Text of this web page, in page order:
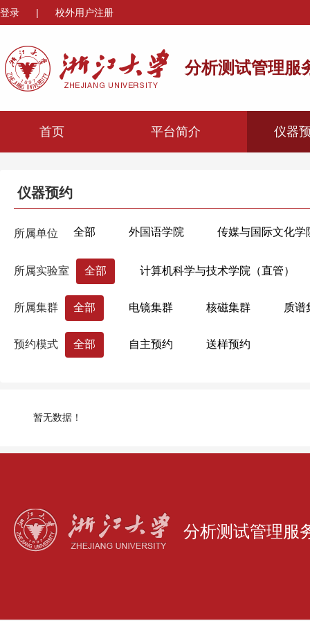
登录 | 校外用户注册
分析测试管理服
首页 平台简介 仪器
仪器预约
所属单位 全部 外国语学院 传媒与国际文化学
心理与行为科学系
海洋学院
生物医学工程与仪器科学学院 生命科学学
药学院
生命科学研究院
所属实验室 全部 计算机科学与技术学院（直管）
所属集群 全部 电镜集群 核磁集群 质谱
预约模式 全部 自主预约 送样预约
暂无数据！
分析测试管理服